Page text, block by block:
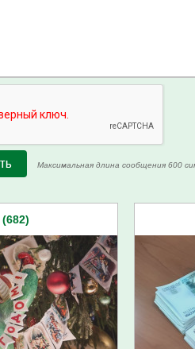
Максимальная длина сообщения 600